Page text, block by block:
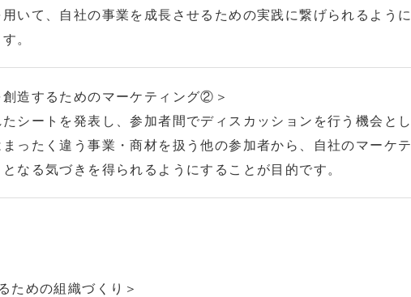
いて、自社の事業を成長させるための実践に繋げられるように
。
創造するためのマーケティング②＞
シートを発表し、参加者間でディスカッションを行う機会とし
まったく違う事業・商材を扱う他の参加者から、自社のマーケテ
なる気づきを得られるようにすることが目的です。
ための組織づくり＞